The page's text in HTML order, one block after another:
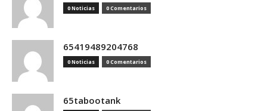
0 Noticias 0 Comentarios
65419489204768
0 Noticias 0 Comentarios
65tabootank